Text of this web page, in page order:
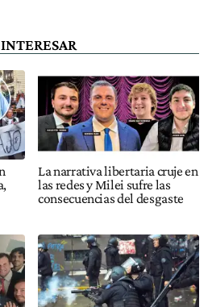
La narrativa libertaria cruje en
las redes y Milei sufre las
consecuencias del desgaste